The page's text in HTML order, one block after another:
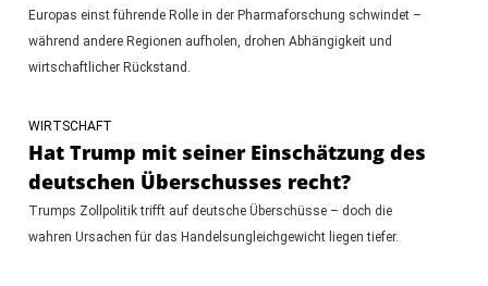
Europas einst führende Rolle in der Pharmaforschung schwindet –
während andere Regionen aufholen, drohen Abhängigkeit und
wirtschaftlicher Rückstand.
WIRTSCHAFT
Hat Trump mit seiner Einschätzung des
deutschen Überschusses recht?
Trumps Zollpolitik trifft auf deutsche Überschüsse – doch die
wahren Ursachen für das Handelsungleichgewicht liegen tiefer.